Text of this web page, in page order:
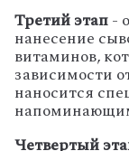
Третий этап-
нанесение
витаминов,
зависимости
наносится
Четвертый